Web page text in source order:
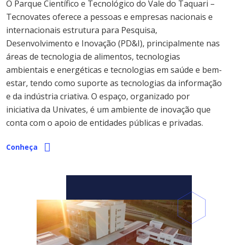
O Parque Científico e Tecnológico do Vale do Taquari –
Tecnovates oferece a pessoas e empresas nacionais e
internacionais estrutura para Pesquisa,
Desenvolvimento e Inovação (PD&I), principalmente nas
áreas de tecnologia de alimentos, tecnologias
ambientais e energéticas e tecnologias em saúde e bem-
estar, tendo como suporte as tecnologias da informação
e da indústria criativa. O espaço, organizado por
iniciativa da Univates, é um ambiente de inovação que
conta com o apoio de entidades públicas e privadas.
Conheça